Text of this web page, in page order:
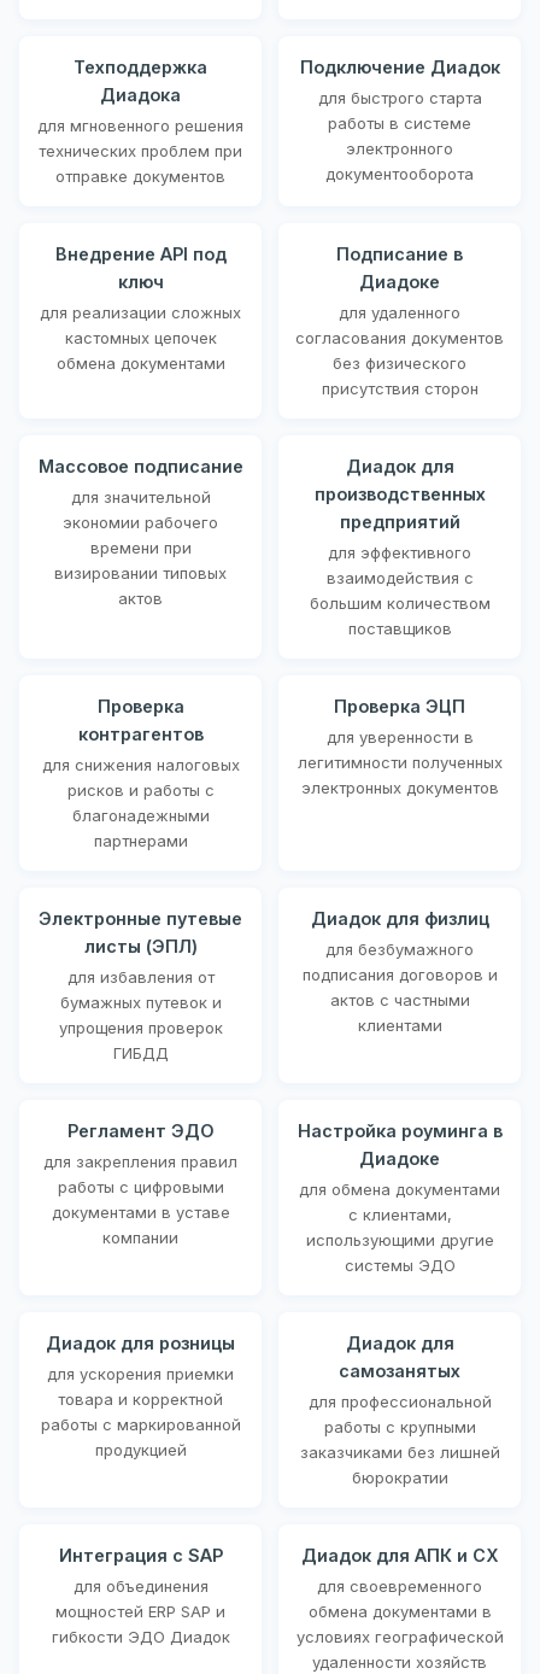
Техподдержка
Диадока
для мгновенного решения
технических проблем при
отправке документов
Подключение Диадок
для быстрого старта
работы в системе
электронного
документооборота
Внедрение API под
ключ
для реализации сложных
кастомных цепочек
обмена документами
Подписание в
Диадоке
для удаленного
согласования документов
без физического
присутствия сторон
Массовое подписание
для значительной
экономии рабочего
времени при
визировании типовых
актов
Диадок для
производственных
предприятий
для эффективного
взаимодействия с
большим количеством
поставщиков
Проверка
контрагентов
для снижения налоговых
рисков и работы с
благонадежными
партнерами
Проверка ЭЦП
для уверенности в
легитимности полученных
электронных документов
Электронные путевые
листы (ЭПЛ)
для избавления от
бумажных путевок и
упрощения проверок
ГИБДД
Диадок для физлиц
для безбумажного
подписания договоров и
актов с частными
клиентами
Регламент ЭДО
для закрепления правил
работы с цифровыми
документами в уставе
компании
Настройка роуминга в
Диадоке
для обмена документами
с клиентами,
использующими другие
системы ЭДО
Диадок для розницы
для ускорения приемки
товара и корректной
работы с маркированной
продукцией
Диадок для
самозанятых
для профессиональной
работы с крупными
заказчиками без лишней
бюрократии
Интеграция с SAP
для объединения
мощностей ERP SAP и
гибкости ЭДО Диадок
Диадок для АПК и СХ
для своевременного
обмена документами в
условиях географической
удаленности хозяйств